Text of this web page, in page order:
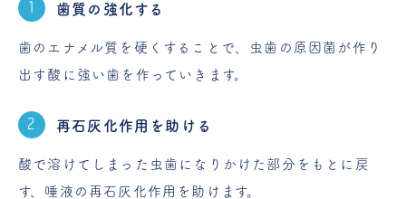
歯質の強化する
歯のエナメル質を硬くすることで、虫歯の原因菌が作り
出す酸に強い歯を作っていきます。
再石灰化作用を助ける
酸で溶けてしまった虫歯になりかけた部分をもとに戻
す、唾液の再石灰化作用を助けます。